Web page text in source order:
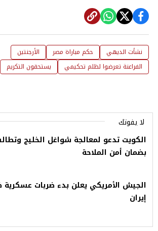
نشأت الديهي حكم مباراة مصر
الأرجنتين
الفراعنة تعرضوا لظلم تحكيمي
يستحقون التكريم
لا يفوتك
الكويت تدعو لمعالجة شواغل الخليج
بضمان أمن الملاحة
الجيش الأمريكي يعلن بدء ضربات عسكرية
إيران